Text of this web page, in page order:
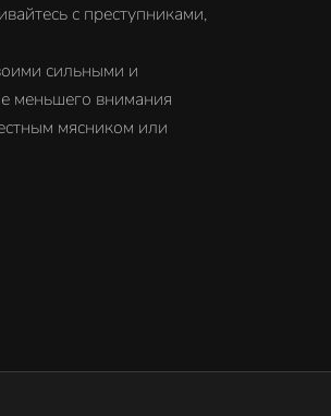
с преступниками,
сильными и
меньшего внимания
мясником или